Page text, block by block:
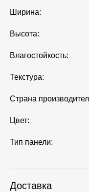
Ширина:
Высота:
Влагостойкость:
Текстура:
Страна
Цвет:
Тип панели:
Доставка